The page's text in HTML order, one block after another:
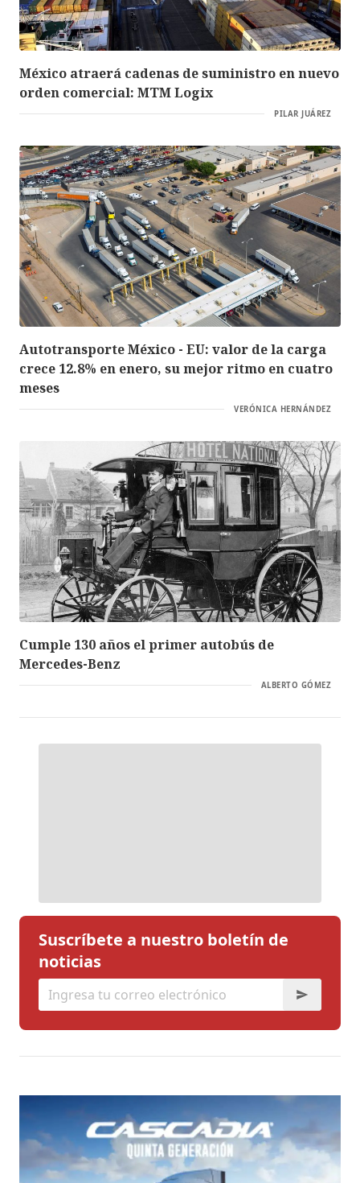
México atraerá cadenas de suministro en nuevo
orden comercial: MTM Logix
PILAR JUÁREZ
Autotransporte México - EU: valor de la carga
crece 12.8% en enero, su mejor ritmo en cuatro
meses
VERÓNICA HERNÁNDEZ
Cumple 130 años el primer autobús de
Mercedes-Benz
ALBERTO GÓMEZ
Suscríbete a nuestro boletín de
noticias